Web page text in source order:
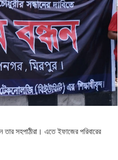
তার সহপাঠীরা। এতে ইফাজের পরিবারের